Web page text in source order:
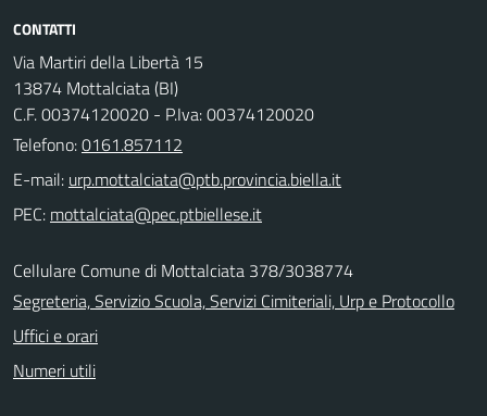
CONTATTI
Via Martiri della Libertà 15
13874 Mottalciata (BI)
C.F. 00374120020 - P.Iva: 00374120020
Telefono:0161.857112
E-mail:
PEC:
Cellulare Comune di Mottalciata 378/3038774
Segreteria, Servizio Scuola, Servizi Cimiteriali, Urp e Protocollo
Uffici e orari
Numeri utili